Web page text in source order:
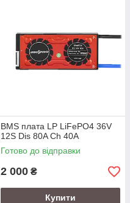
BMS плата LP LiFePO4 36V
12S Dis 80A Ch 40A
Готово до відправки
2 000 ₴
Купити